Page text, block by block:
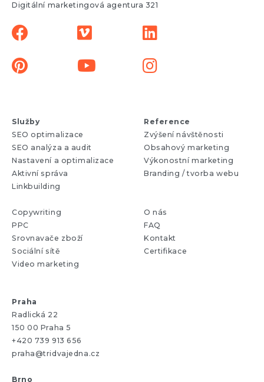
Digitální marketingová agentura 321
Služby
SEO optimalizace
SEO analýza a audit
Nastavení a optimalizace
Aktivní správa
Linkbuilding
Copywriting
PPC
Srovnavače zboží
Sociální sítě
Video marketing
Reference
Zvýšení návštěnosti
Obsahový marketing
Výkonostní marketing
Branding / tvorba webu
O nás
FAQ
Kontakt
Certifikace
Praha
Radlická 22
150 00 Praha 5
+420 739 913 656
praha@tridvajedna.cz
Brno